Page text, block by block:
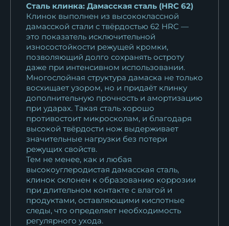
Сталь клинка: Дамасская сталь (HRC 62)
Клинок выполнен из высококлассной
дамасской стали с твёрдостью 62 HRC —
это показатель исключительной
износостойкости режущей кромки,
позволяющий долго сохранять остроту
даже при интенсивном использовании.
Многослойная структура дамаска не только
восхищает узором, но и придаёт клинку
дополнительную прочность и амортизацию
при ударах. Такая сталь хорошо
противостоит микросколам, и благодаря
высокой твёрдости нож выдерживает
значительные нагрузки без потери
режущих свойств.
Тем не менее, как и любая
высокоуглеродистая дамасская сталь,
клинок склонен к образованию коррозии
при длительном контакте с влагой и
продуктами, оставляющими кислотные
следы, что определяет необходимость
регулярного ухода.